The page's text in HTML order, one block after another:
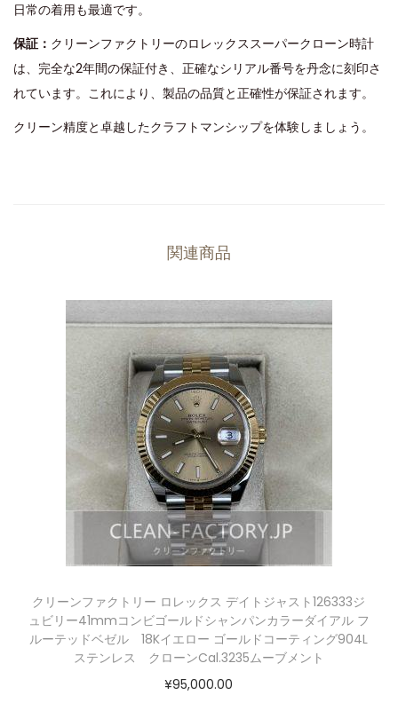
日常の着用も最適です。
保証： クリーンファクトリーのロレックススーパークローン時計
は、完全な2年間の保証付き、正確なシリアル番号を丹念に刻印さ
れています。これにより、製品の品質と正確性が保証されます。
クリーン精度と卓越したクラフトマンシップを体験しましょう。
関連商品
クリーンファクトリー ロレックス デイトジャスト126333ジ
ュビリー41mmコンビゴールドシャンパンカラーダイアル フ
ルーテッドベゼル 18Kイエロー ゴールドコーティング904L
ステンレス クローンCal.3235ムーブメント
¥95,000.00